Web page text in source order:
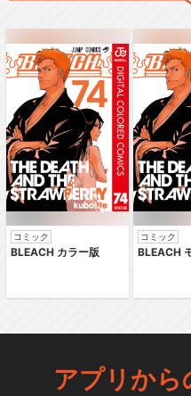
コミック
BLEACH カラー版
コミック
BLEACH
アプリから